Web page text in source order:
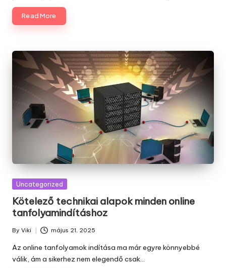
Read More
Posted
Uncategorized
Kötelező technikai alapok minden online
tanfolyamindításhoz
Posted
by
By Viki május 21, 2025
Az online tanfolyamok indítása ma már egyre könnyebbé
válik, ám a sikerhez nem elegendő csak…